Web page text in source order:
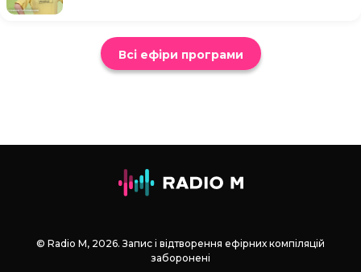
Всі ефіри програми
© Radio М, 2026. Запис і відтворення ефірних компіляцій
заборонені